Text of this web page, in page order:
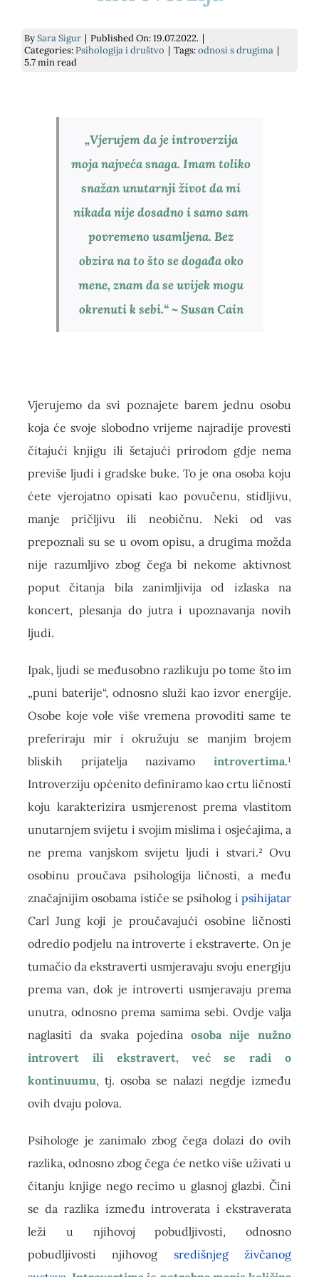
Savjetovanje uživo
Grupe podrške za socijalnu anksioznost
Pomoć pri učenju
Slika o sebi: nježnost i umjetnost
kako si? knjiga
Dnevnik mentalnog zdravlja
Kontakt
BySara Sigur | Published On: 19.07.2022. |
Categories:Psihologija i društvo | Tags:odnosi s drugima |
5.7 min read
„Vjerujem da je introverzija
moja najveća snaga. Imam toliko
snažan unutarnji život da mi
nikada nije dosadno i samo sam
povremeno usamljena. Bez
obzira na to što se događa oko
mene, znam da se uvijek mogu
okrenuti k sebi.“ ~ Susan Cain
Vjerujemo da svi poznajete barem jednu osobu
koja će svoje slobodno vrijeme najradije provesti
čitajući knjigu ili šetajući prirodom gdje nema
previše ljudi i gradske buke. To je ona osoba koju
ćete vjerojatno opisati kao povučenu, stidljivu,
manje pričljivu ili neobičnu. Neki od vas
prepoznali su se u ovom opisu, a drugima možda
nije razumljivo zbog čega bi nekome aktivnost
poput čitanja bila zanimljivija od izlaska na
koncert, plesanja do jutra i upoznavanja novih
ljudi.
Ipak, ljudi se međusobno razlikuju po tome što im
„puni baterije“, odnosno služi kao izvor energije.
Osobe koje vole više vremena provoditi same te
preferiraju mir i okružuju se manjim brojem
bliskih prijatelja nazivamointrovertima.¹
Introverziju općenito definiramo kao crtu ličnosti
koju karakterizira usmjerenost prema vlastitom
unutarnjem svijetu i svojim mislima i osjećajima, a
ne prema vanjskom svijetu ljudi i stvari.² Ovu
osobinu proučava psihologija ličnosti, a među
značajnijim osobama ističe se psiholog ipsihijatar
Carl Jung koji je proučavajući osobine ličnosti
odredio podjelu na introverte i ekstraverte. On je
tumačio da ekstraverti usmjeravaju svoju energiju
prema van, dok je introverti usmjeravaju prema
unutra, odnosno prema samima sebi. Ovdje valja
naglasiti da svaka pojedinaosoba nije nužno
introvert ili ekstravert, već se radi o
kontinuumu, tj. osoba se nalazi negdje između
ovih dvaju polova.
Psihologe je zanimalo zbog čega dolazi do ovih
razlika, odnosno zbog čega će netko više uživati u
čitanju knjige nego recimo u glasnoj glazbi. Čini
se da razlika između introverata i ekstraverata
leži u njihovoj pobudljivosti, odnosno
pobudljivosti njihovog središnjeg živčanog